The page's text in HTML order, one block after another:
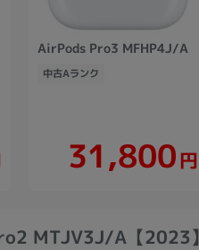
AirPods Pro3 MFHP4J/A
中古Aランク
31,800円
MTJV3J/A【2023】